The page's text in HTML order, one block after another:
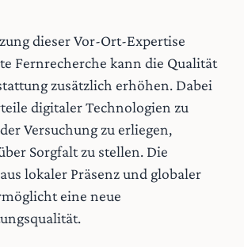
dieser Vor-Ort-Expertise
Fernrecherche kann die Qualität
zusätzlich erhöhen. Dabei
digitaler Technologien zu
Versuchung zu erliegen,
Sorgfalt zu stellen. Die
lokaler Präsenz und globaler
eine neue